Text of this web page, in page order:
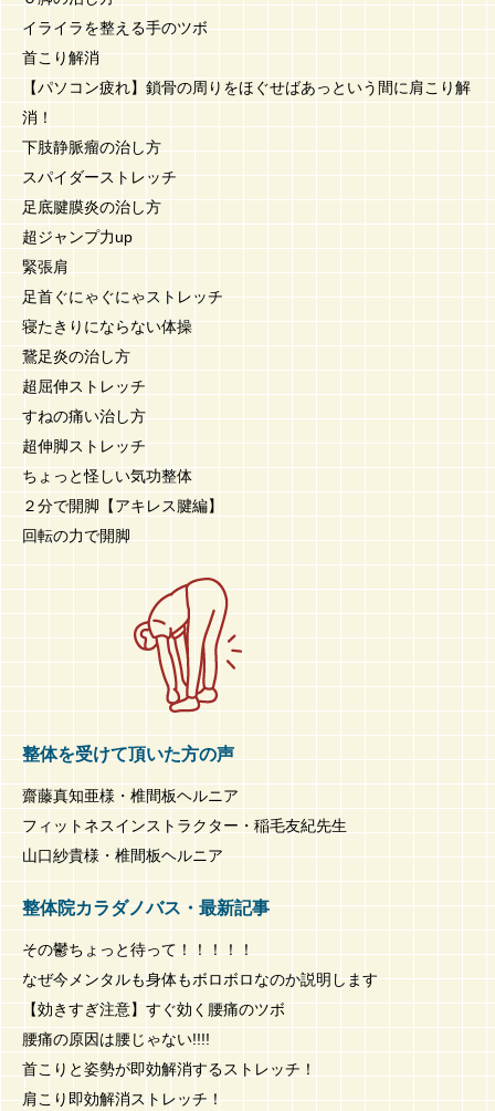
イライラを整える手のツボ
首こり解消
【パソコン疲れ】鎖骨の周りをほぐせばあっという間に肩こり解
消！
下肢静脈瘤の治し方
スパイダーストレッチ
足底腱膜炎の治し方
超ジャンプ力up
緊張肩
足首ぐにゃぐにゃストレッチ
寝たきりにならない体操
鵞足炎の治し方
超屈伸ストレッチ
すねの痛い治し方
超伸脚ストレッチ
ちょっと怪しい気功整体
２分で開脚【アキレス腱編】
回転の力で開脚
整体を受けて頂いた方の声
齋藤真知亜様・椎間板ヘルニア
フィットネスインストラクター・稲毛友紀先生
山口紗貴様・椎間板ヘルニア
整体院カラダノバス・最新記事
その鬱ちょっと待って！！！！！
なぜ今メンタルも身体もボロボロなのか説明します
【効きすぎ注意】すぐ効く腰痛のツボ
腰痛の原因は腰じゃない!!!!
首こりと姿勢が即効解消するストレッチ！
肩こり即効解消ストレッチ！